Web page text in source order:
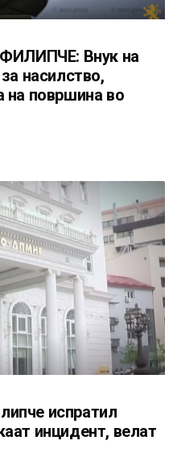
Внук на
насилство,
на површина во
испратил
инцидент, велат